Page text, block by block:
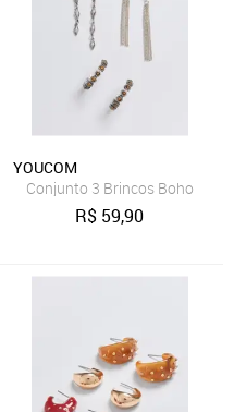
YOUCOM
Conjunto 3 Brincos Boho‌
R$ 59,90